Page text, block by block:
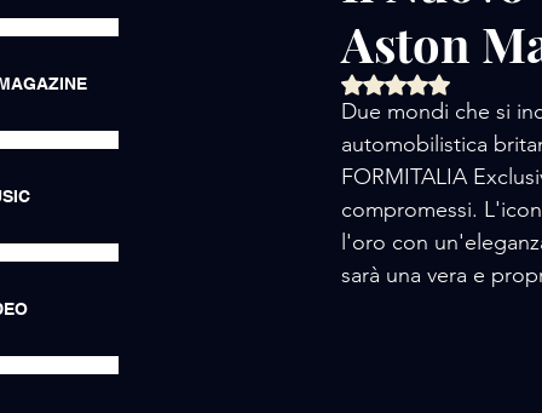
AMORE / LUXURY LIFE
AMORE / HOTEL
Aston
Valutazione NaN
Due mondi che si
automobilistica
FORMITALIA
compromessi.
l'oro con
sarà una vera e